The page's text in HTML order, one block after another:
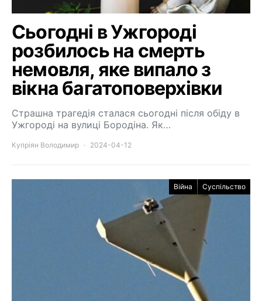
Сьогодні в Ужгороді
розбилось на смерть
немовля, яке випало з
вікна багатоповерхівки
Страшна трагедія сталася сьогодні після обіду в
Ужгороді на вулиці Бородіна. Як…
Купріян Володимир 2024-04-12
Війна Суспільство